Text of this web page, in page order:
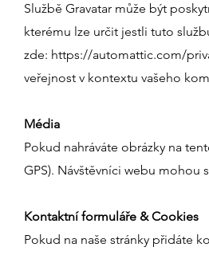
Službě Gravatar může být
kterému lze určit jestli tuto
zde: https://automattic.com/
veřejnost v kontextu vašeho
Média
Pokud nahráváte obrázky na
GPS). Návštěvníci webu
Kontaktní formuláře & Cookies
Pokud na naše stránky přidáte